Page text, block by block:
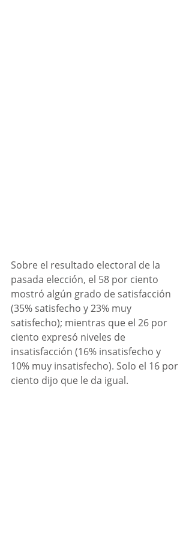
Sobre el resultado electoral de la
pasada elección, el 58 por ciento
mostró algún grado de satisfacción
(35% satisfecho y 23% muy
satisfecho); mientras que el 26 por
ciento expresó niveles de
insatisfacción (16% insatisfecho y
10% muy insatisfecho). Solo el 16 por
ciento dijo que le da igual.